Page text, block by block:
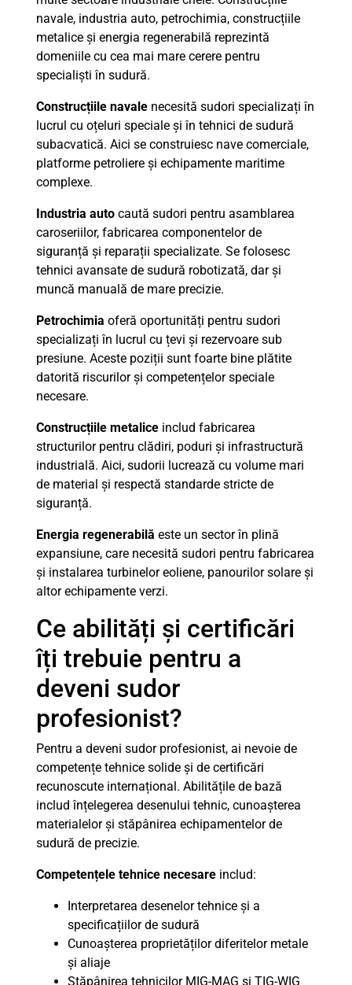
navale, industria auto, petrochimia, construcțiile
metalice și energia regenerabilă reprezintă
domeniile cu cea mai mare cerere pentru
specialiști în sudură.
Construcțiile navale necesită sudori specializați în
lucrul cu oțeluri speciale și în tehnici de sudură
subacvatică. Aici se construiesc nave comerciale,
platforme petroliere și echipamente maritime
complexe.
Industria auto caută sudori pentru asamblarea
caroseriilor, fabricarea componentelor de
siguranță și reparații specializate. Se folosesc
tehnici avansate de sudură robotizată, dar și
muncă manuală de mare precizie.
Petrochimia oferă oportunități pentru sudori
specializați în lucrul cu țevi și rezervoare sub
presiune. Aceste poziții sunt foarte bine plătite
datorită riscurilor și competențelor speciale
necesare.
Construcțiile metalice includ fabricarea
structurilor pentru clădiri, poduri și infrastructură
industrială. Aici, sudorii lucrează cu volume mari
de material și respectă standarde stricte de
siguranță.
Energia regenerabilă este un sector în plină
expansiune, care necesită sudori pentru fabricarea
și instalarea turbinelor eoliene, panourilor solare și
altor echipamente verzi.
Ce abilități și certificări
îți trebuie pentru a
deveni sudor
profesionist?
Pentru a deveni sudor profesionist, ai nevoie de
competențe tehnice solide și de certificări
recunoscute internațional. Abilitățile de bază
includ înțelegerea desenului tehnic, cunoașterea
materialelor și stăpânirea echipamentelor de
sudură de precizie.
Competențele tehnice necesare includ:
Interpretarea desenelor tehnice și a
specificațiilor de sudură
Cunoașterea proprietăților diferitelor metale
și aliaje
Stăpânirea tehnicilor MIG-MAG și TIG-WIG